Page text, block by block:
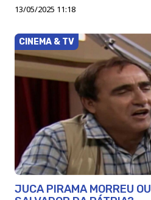
13/05/2025 11:18
CINEMA & TV
JUCA PIRAMA MORREU